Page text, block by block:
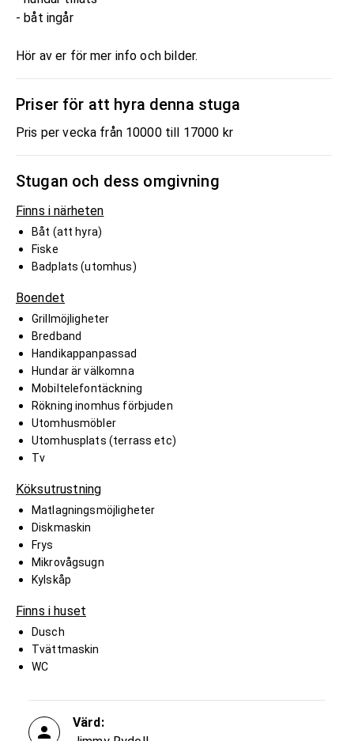
- båt ingår
Hör av er för mer info och bilder.
Priser för att hyra denna stuga
Pris per vecka från 10000 till 17000 kr
Stugan och dess omgivning
Finns i närheten
Båt (att hyra)
Fiske
Badplats (utomhus)
Boendet
Grillmöjligheter
Bredband
Handikappanpassad
Hundar är välkomna
Mobiltelefontäckning
Rökning inomhus förbjuden
Utomhusmöbler
Utomhusplats (terrass etc)
Tv
Köksutrustning
Matlagningsmöjligheter
Diskmaskin
Frys
Mikrovågsugn
Kylskåp
Finns i huset
Dusch
Tvättmaskin
WC
Värd: